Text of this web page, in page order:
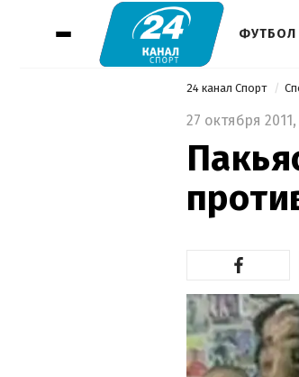
ФУТБОЛ
24 канал Спорт
27 октября 2011,